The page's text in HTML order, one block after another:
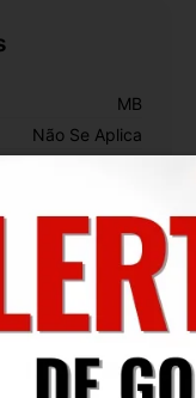
MB
Não Se Aplica
1 Mm
24-135241
Outro